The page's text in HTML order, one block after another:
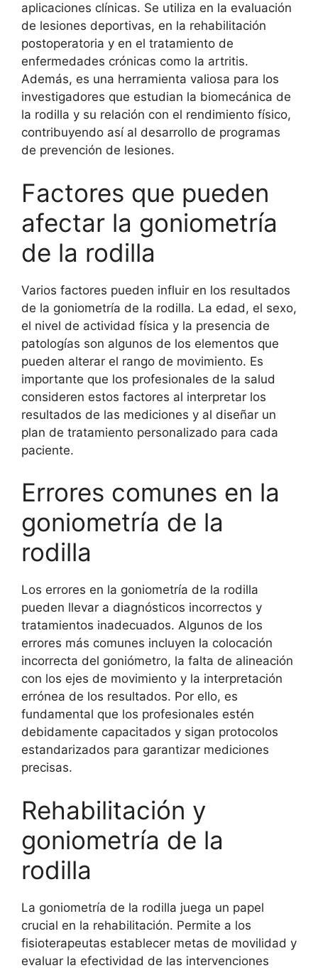
aplicaciones clínicas. Se utiliza en la evaluación
de lesiones deportivas, en la rehabilitación
postoperatoria y en el tratamiento de
enfermedades crónicas como la artritis.
Además, es una herramienta valiosa para los
investigadores que estudian la biomecánica de
la rodilla y su relación con el rendimiento físico,
contribuyendo así al desarrollo de programas
de prevención de lesiones.
Factores que pueden
afectar la goniometría
de la rodilla
Varios factores pueden influir en los resultados
de la goniometría de la rodilla. La edad, el sexo,
el nivel de actividad física y la presencia de
patologías son algunos de los elementos que
pueden alterar el rango de movimiento. Es
importante que los profesionales de la salud
consideren estos factores al interpretar los
resultados de las mediciones y al diseñar un
plan de tratamiento personalizado para cada
paciente.
Errores comunes en la
goniometría de la
rodilla
Los errores en la goniometría de la rodilla
pueden llevar a diagnósticos incorrectos y
tratamientos inadecuados. Algunos de los
errores más comunes incluyen la colocación
incorrecta del goniómetro, la falta de alineación
con los ejes de movimiento y la interpretación
errónea de los resultados. Por ello, es
fundamental que los profesionales estén
debidamente capacitados y sigan protocolos
estandarizados para garantizar mediciones
precisas.
Rehabilitación y
goniometría de la
rodilla
La goniometría de la rodilla juega un papel
crucial en la rehabilitación. Permite a los
fisioterapeutas establecer metas de movilidad y
evaluar la efectividad de las intervenciones